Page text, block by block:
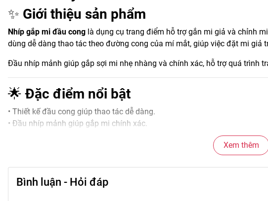
✨ Giới thiệu sản phẩm
Nhíp gắp mi đầu cong là dụng cụ trang điểm hỗ trợ gắn mi giả và chỉnh
dùng dễ dàng thao tác theo đường cong của mí mắt, giúp việc đặt mi giả
Đầu nhíp mảnh giúp gắp sợi mi nhẹ nhàng và chính xác, hỗ trợ quá trình
🌟Đặc điểm nổi bật
• Thiết kế đầu cong giúp thao tác dễ dàng.
• Đầu nhíp mảnh giúp gắp mi chính xác.
🎨Công dụng chính
Xem thêm
Bình luận - Hỏi đáp